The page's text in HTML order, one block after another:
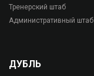
Тренерский штаб
Административный штаб
ДУБЛЬ